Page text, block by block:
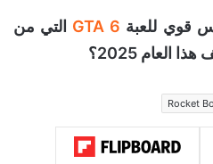
قوي للعبة GTA 6 التي من
2025؟
Rocket